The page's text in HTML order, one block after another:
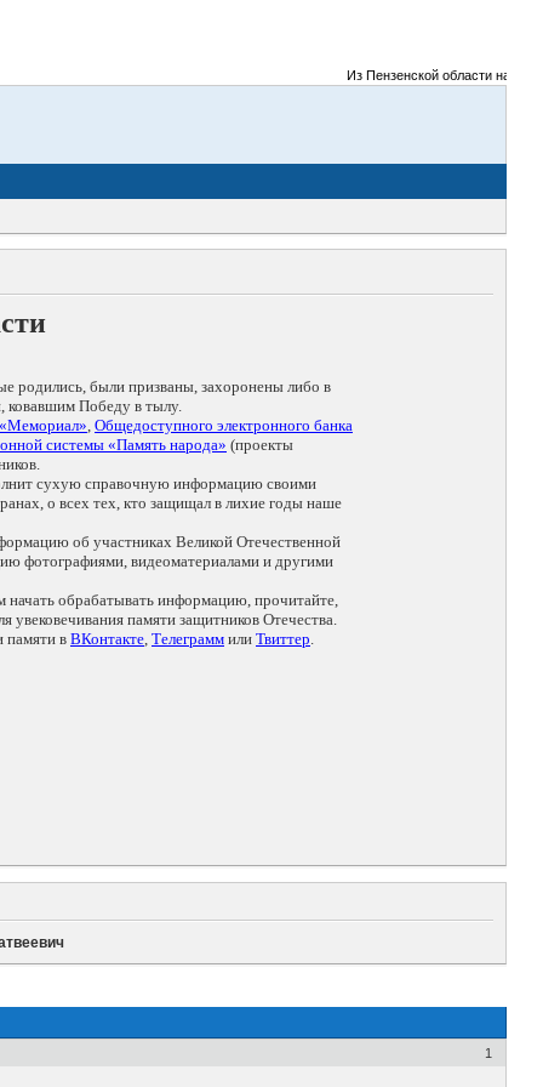
Из Пензенской области на
родились, были призваны, захоронены либо в
ковавшим Победу в тылу.
, Общедоступного электронного банка
системы «Память народа» (проекты
сухую справочную информацию своими
о всех тех, кто защищал в лихие годы наше
об участниках Великой Отечественной
фотографиями, видеоматериалами и другими
начать обрабатывать информацию, прочитайте,
памяти защитников Отечества.
памяти в ВКонтакте, Телеграмм или Твиттер.
1